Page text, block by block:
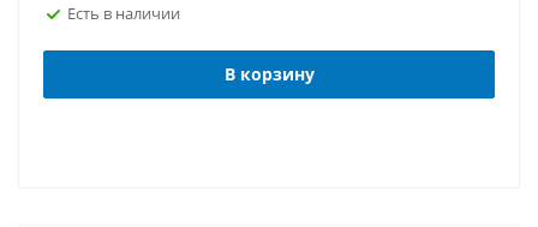
Есть в наличии
В корзину